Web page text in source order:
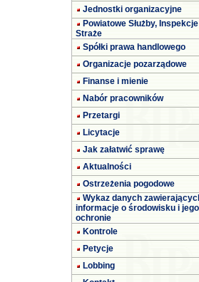
Jednostki organizacyjne
Powiatowe Służby,
Straże
Spółki prawa handlowego
Organizacje pozarządowe
Finanse i mienie
Nabór pracowników
Przetargi
Licytacje
Jak załatwić sprawę
Aktualności
Ostrzeżenia pogodowe
Wykaz danych
informacje o środowisku i jego
ochronie
Kontrole
Petycje
Lobbing